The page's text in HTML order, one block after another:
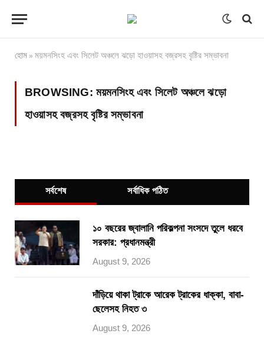
হোম » ময়মনসিংহ এবং সিলেট অঞ্চলে ঝড়ো হাওয়াসহ বজ্রসহ বৃষ্টির সম্ভাবনা
BROWSING: ময়মনসিংহ এবং সিলেট অঞ্চলে ঝড়ো
হাওয়াসহ বজ্রসহ বৃষ্টির সম্ভাবনা
সর্বশেষ সর্বাধিক পঠিত
১০ বছরের জ্বালানি পরিকল্পনা সংসদে তুলে ধরবে
সরকার: প্রধানমন্ত্রী
August 9, 2026
দাঁড়িয়ে থাকা ট্রাকে আরেক ট্রাকের ধাক্কা, বাবা-
ছেলেসহ নিহত ৩
August 9, 2026